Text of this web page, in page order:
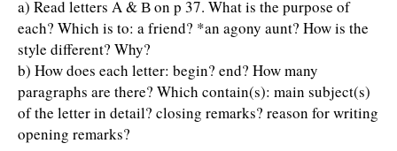
a) Read letters A & В on p 37. What is the purpose of
each? Which is to: a friend? *an agony aunt? How is the
style different? Why?
b) How does each letter: begin? end? How many
paragraphs are there? Which contain(s): main subject(s)
of the letter in detail? closing remarks? reason for writing
opening remarks?